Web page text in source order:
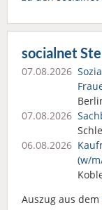
socialnet
07.08.2026
07.08.2026
06.08.2026
(w/
Auszug aus dem